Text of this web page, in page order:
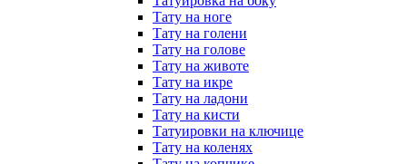
Тату на ноге
Тату на голени
Тату на голове
Тату на животе
Тату на икре
Тату на ладони
Тату на кисти
Татуировки на ключице
Тату на коленях